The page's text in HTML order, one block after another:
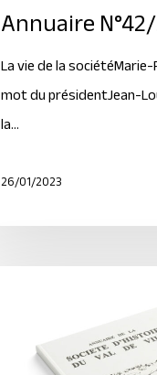
Annuaire
La vie de la sociétéMarie-
mot du présidentJean-
la…
26/01/2023